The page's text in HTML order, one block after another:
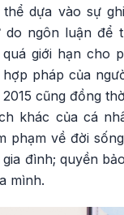
dựa vào sự
do ngôn luận để
giới hạn cho
pháp của
cũng đồng
khác của cá
phạm về đời
đình; quyền
mình.